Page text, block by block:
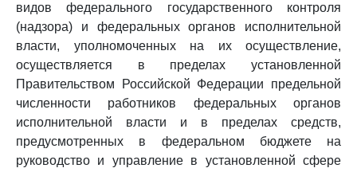
видов федерального государственного контроля
(надзора) и федеральных органов исполнительной
власти, уполномоченных на их осуществление,
осуществляется в пределах установленной
Правительством Российской Федерации предельной
численности работников федеральных органов
исполнительной власти и в пределах средств,
предусмотренных в федеральном бюджете на
руководство и управление в установленной сфере